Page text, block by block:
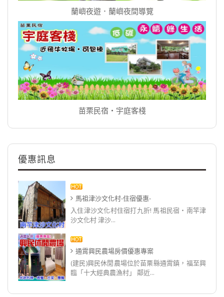
蘭嶼夜遊．蘭嶼夜間導覽
苗栗民宿‧宇庭客棧
優惠訊息
馬祖津沙文化村-住宿優惠-
入住津沙文化村住宿打九折! 馬祖民宿‧南竿津
沙文化村 津沙...
通霄興民農場房價優惠專案
(建民)興民休閒農場位於苗栗縣通霄鎮，福至興
臨「十大經典農漁村」 鄰近...